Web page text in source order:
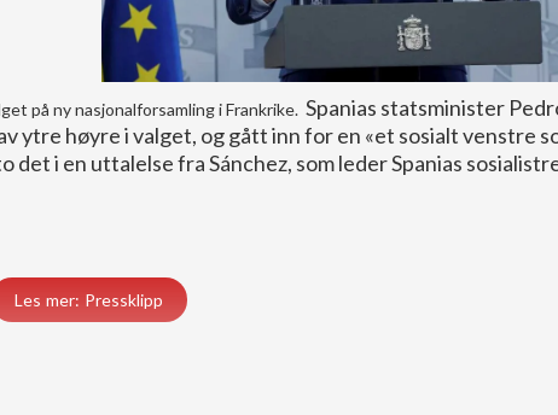
på ny nasjonalforsamling i Frankrike. Spanias statsminister
ytre høyre i valget, og gått inn for en «et sosialt venstre
i en uttalelse fra Sánchez, som leder Spanias
Les mer: Pressklipp